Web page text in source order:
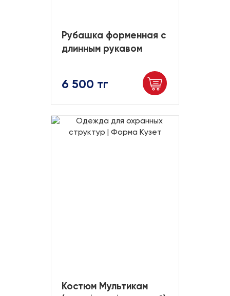
Рубашка форменная с
длинным рукавом
6 500 тг
Костюм Мультикам